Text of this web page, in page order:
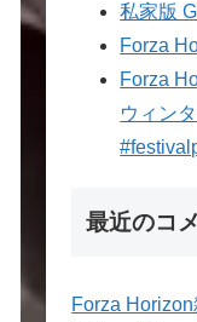
私家版
Forza
Forza
ウィン
最近のコ
Forza